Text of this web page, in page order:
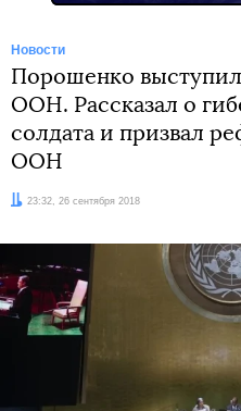
Новости
Порошенко
ООН. Рассказал о
солдата и призвал
ООН
Дата:23:32, 26 сентября 2018